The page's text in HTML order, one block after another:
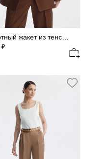
Двубортный жакет из тенселя и льна
₽